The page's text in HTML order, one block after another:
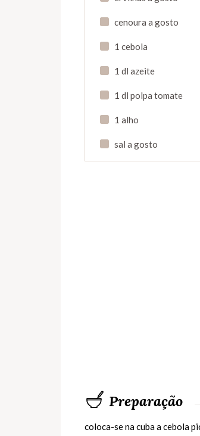
cenoura a gosto
1 cebola
1 dl azeite
1 dl polpa tomate
1 alho
sal a gosto
Preparação
coloca-se na cuba a cebola